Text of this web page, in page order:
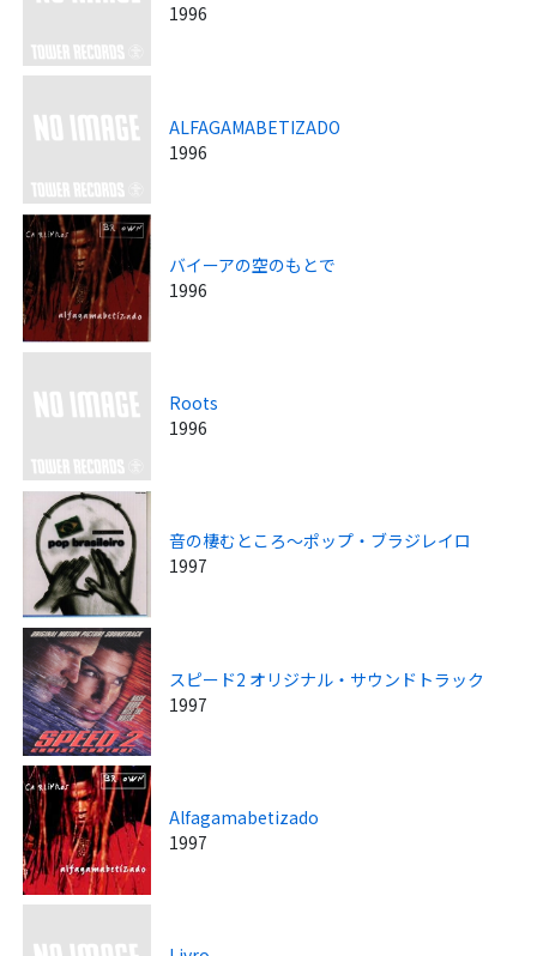
1996
ALFAGAMABETIZADO
1996
バイーアの空のもとで
1996
Roots
1996
音の棲むところ～ポップ・ブラジレイロ
1997
スピード2 オリジナル・サウンドトラック
1997
Alfagamabetizado
1997